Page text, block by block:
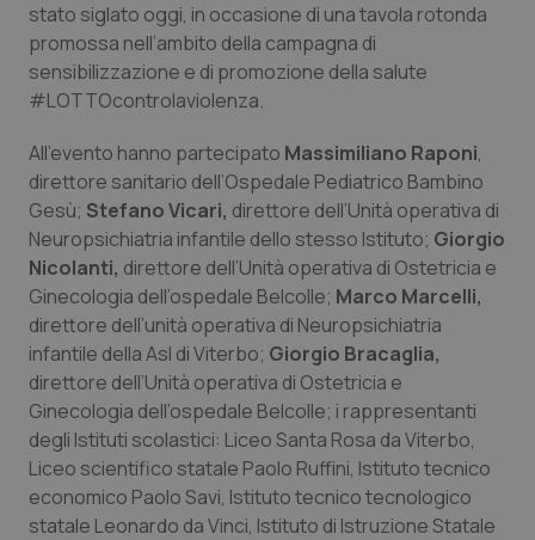
Emilia-Romagna
Friuli Venezia Giulia
Lazio
Liguria
Lombardia
Marche
Molise
Piemonte
Provincia Autonoma di Bolzano
Colesterolo & coronaropatie
Dermatite Atopica
Diabete & glucometri
Disturbi dell’umore
Dolore
Donna & Salute
Epatiti
HIV
Infezioni & Febbre
stato siglato oggi, in occasione di una tavola rotonda
promossa nell’ambito della campagna di
sensibilizzazione e di promozione della salute
#LOTTOcontrolaviolenza.
All’evento hanno partecipato Massimiliano Raponi,
direttore sanitario dell’Ospedale Pediatrico Bambino
Gesù; Stefano Vicari, direttore dell’Unità operativa di
Neuropsichiatria infantile dello stesso Istituto; Giorgio
Nicolanti, direttore dell’Unità operativa di Ostetricia e
Ginecologia dell’ospedale Belcolle; Marco Marcelli,
direttore dell’unità operativa di Neuropsichiatria
infantile della Asl di Viterbo; Giorgio Bracaglia,
direttore dell’Unità operativa di Ostetricia e
Ginecologia dell’ospedale Belcolle; i rappresentanti
degli Istituti scolastici: Liceo Santa Rosa da Viterbo,
Liceo scientifico statale Paolo Ruffini, Istituto tecnico
economico Paolo Savi, Istituto tecnico tecnologico
statale Leonardo da Vinci, Istituto di Istruzione Statale